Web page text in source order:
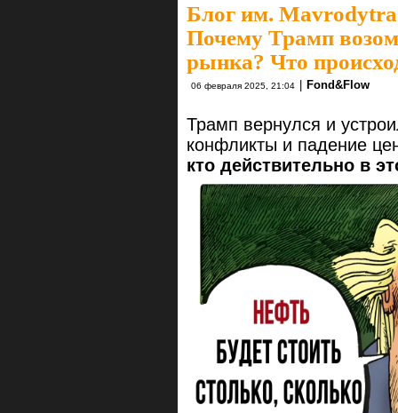
Блог им.
Почему Трамп
рынка? Что
06 февраля 2025, 21:04 | Fond&Flow
Трамп вернулся и
конфликты и падение
кто действительно в